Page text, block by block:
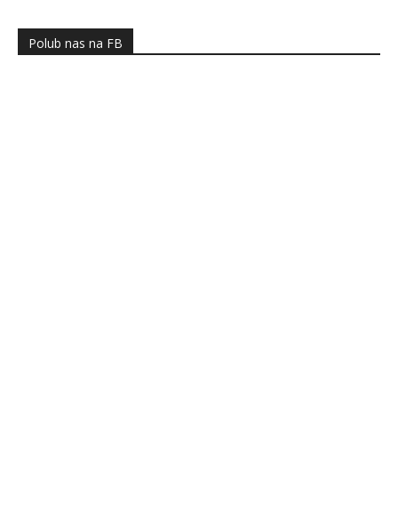
Polub nas na FB